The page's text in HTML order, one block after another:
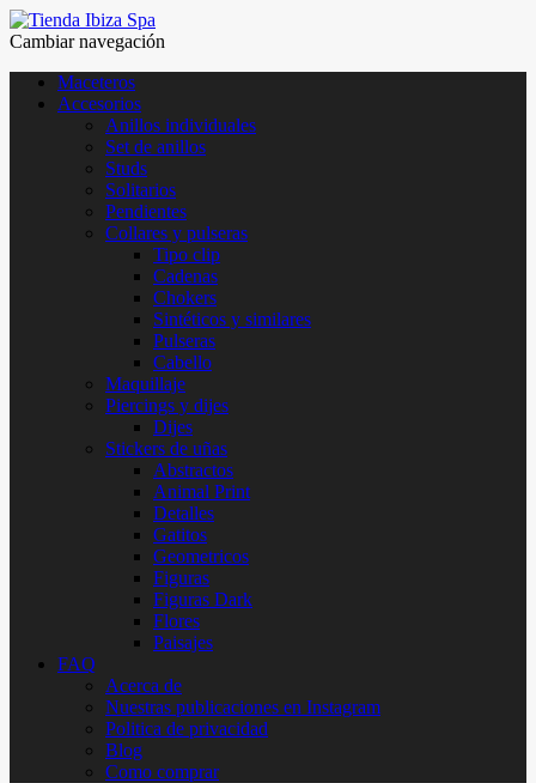
Cambiar navegación
Maceteros
Accesorios
Anillos individuales
Set de anillos
Studs
Solitarios
Pendientes
Collares y pulseras
Tipo clip
Cadenas
Chokers
Sintéticos y similares
Pulseras
Cabello
Maquillaje
Piercings y dijes
Dijes
Stickers de uñas
Abstractos
Animal Print
Detalles
Gatitos
Geometricos
Figuras
Figuras Dark
Flores
Paisajes
FAQ
Acerca de
Nuestras publicaciones en Instagram
Politica de privacidad
Blog
Como comprar